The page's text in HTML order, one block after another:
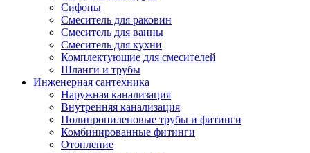
Сифоны
Смеситель для раковин
Смеситель для ванны
Смеситель для кухни
Комплектующие для смесителей
Шланги и трубы
Инженерная сантехника
Наружная канализация
Внутренняя канализация
Полипропиленовые трубы и фитинги
Комбинированные фитинги
Отопление